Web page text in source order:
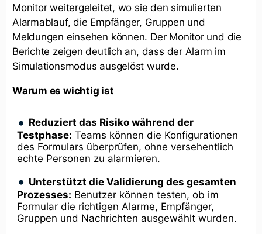
Monitor weitergeleitet, wo sie den simulierten
Alarmablauf, die Empfänger, Gruppen und
Meldungen einsehen können. Der Monitor und die
Berichte zeigen deutlich an, dass der Alarm im
Simulationsmodus ausgelöst wurde.
Warum es wichtig ist
Reduziert das Risiko während der
Testphase: Teams können die Konfigurationen
des Formulars überprüfen, ohne versehentlich
echte Personen zu alarmieren.
Unterstützt die Validierung des gesamten
Prozesses: Benutzer können testen, ob im
Formular die richtigen Alarme, Empfänger,
Gruppen und Nachrichten ausgewählt wurden.